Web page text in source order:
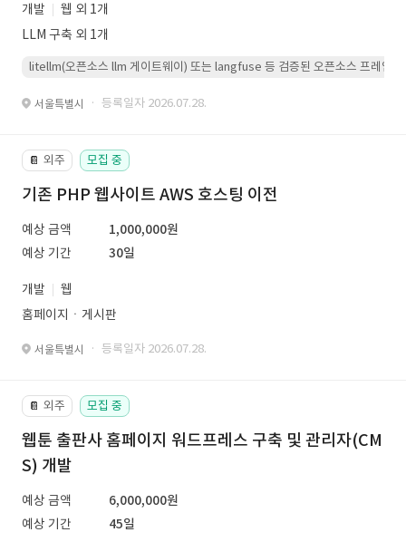
개발
웹 외 1개
LLM 구축 외 1개
litellm(오픈소스 llm 게이트웨이) 또는 langfuse 등 검증된 오픈소스 프레임워
서울특별시 · 등록일자 2026.07.28.
📔 외주 모집 중
기존 PHP 웹사이트 AWS 호스팅 이전
예상 금액
1,000,000원
예상 기간
30일
개발
웹
홈페이지ㆍ게시판
서울특별시 · 등록일자 2026.07.28.
📔 외주 모집 중
웹툰 출판사 홈페이지 워드프레스 구축 및 관리자(CM
S) 개발
예상 금액
6,000,000원
예상 기간
45일